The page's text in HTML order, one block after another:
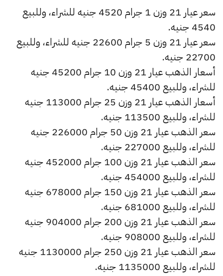
سعر عيار 21 وزن 1 جرام 4520 جنيه للشراء، وللبيع
4540 جنيه.
سعر عيار 21 وزن 5 جرام 22600 جنيه للشراء، وللبيع
22700 جنيه.
أسعار الذهب عيار 21 وزن 10 جرام 45200 جنيه
للشراء، وللبيع 45400 جنيه.
أسعار الذهب عيار 21 وزن 25 جرام 113000 جنيه
للشراء، وللبيع 113500 جنيه.
سعر الذهب عيار 21 وزن 50 جرام 226000 جنيه
للشراء، وللبيع 227000 جنيه.
سعر الذهب عيار 21 وزن 100 جرام 452000 جنيه
للشراء، وللبيع 454000 جنيه.
سعر الذهب عيار 21 وزن 150 جرام 678000 جنيه
للشراء، وللبيع 681000 جنيه.
سعر الذهب عيار 21 وزن 200 جرام 904000 جنيه
للشراء، وللبيع 908000 جنيه.
سعر الذهب عيار 21 وزن 250 جرام 1130000 جنيه
للشراء، وللبيع 1135000 جنيه.